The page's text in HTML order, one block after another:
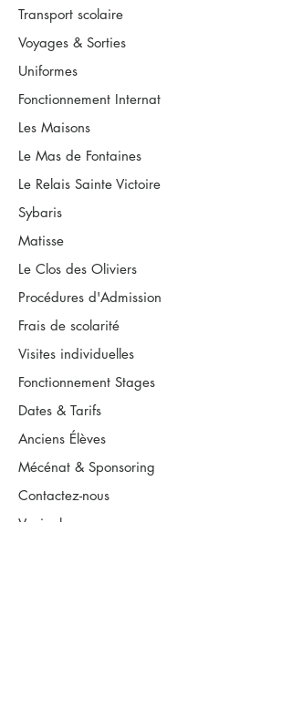
Transport scolaire
Voyages & Sorties
Uniformes
Fonctionnement Internat
Les Maisons
Le Mas de Fontaines
Le Relais Sainte Victoire
Sybaris
Matisse
Le Clos des Oliviers
Procédures d'Admission
Frais de scolarité
Visites individuelles
Fonctionnement Stages
Dates & Tarifs
Anciens Élèves
Mécénat & Sponsoring
Contactez-nous
Venir chez nous